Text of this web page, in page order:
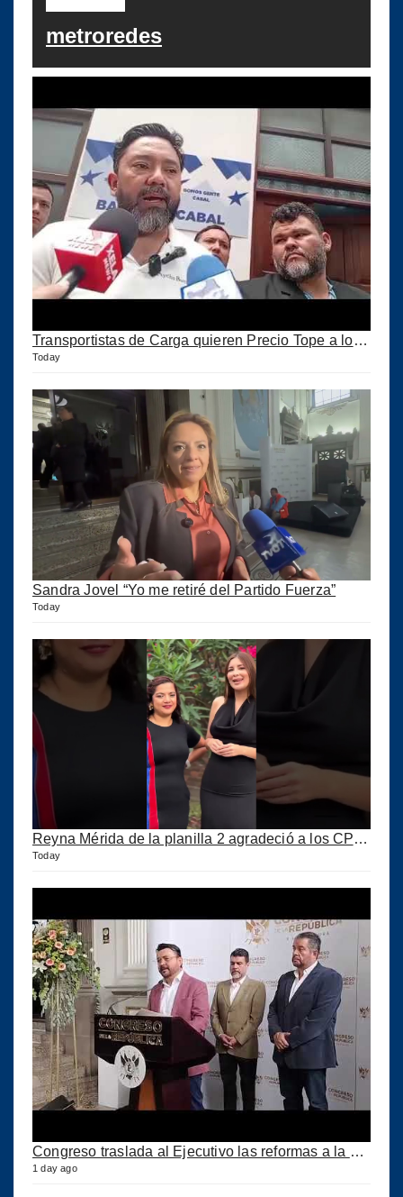
metroredes
Transportistas de Carga quieren Precio Tope a los combustibles
Today
Sandra Jovel “Yo me retiré del Partido Fuerza”
Today
Reyna Mérida de la planilla 2 agradeció a los CPA por su confianza
Today
Congreso traslada al Ejecutivo las reformas a la Ley del IUSI tras firma del Decreto 18-2026
1 day ago